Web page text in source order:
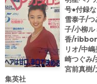
号●付録
雪泰子/
子/小柳
香/
リオ/中
崎つぐみ
宮前真樹
集英社